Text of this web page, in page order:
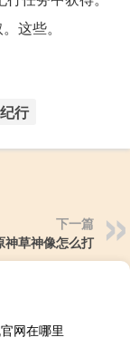
这些。
纪行
下一篇
神草神像怎么打
网在哪里